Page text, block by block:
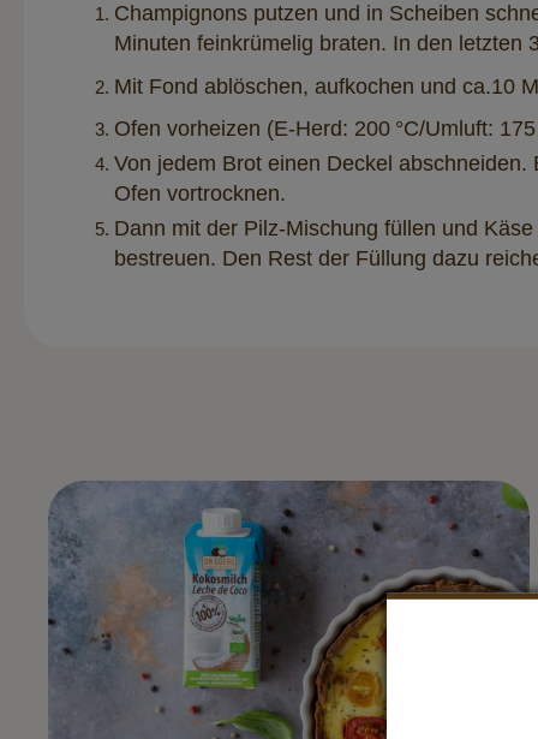
Champignons putzen und in Scheiben
Minuten feinkrümelig braten. In den letzten
Mit Fond ablöschen, aufkochen und ca.10
Ofen vorheizen (E-Herd: 200 °C/Umluft: 175
Von jedem Brot einen Deckel
Ofen vortrocknen.
Dann mit der Pilz-Mischung füllen und
bestreuen. Den Rest der Füllung dazu